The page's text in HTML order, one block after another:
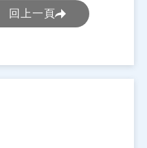
回上一頁